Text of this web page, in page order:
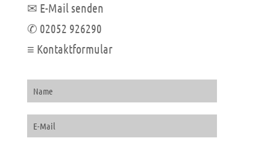
✉ E-Mail senden
✆ 02052 926290
≡ Kontaktformular